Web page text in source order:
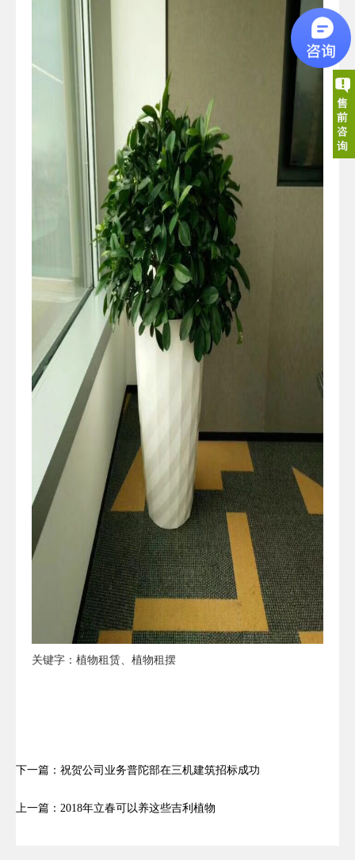
关键字：植物租赁、植物租摆
下一篇：祝贺公司业务普陀部在三机建筑招标成功
上一篇：2018年立春可以养这些吉利植物